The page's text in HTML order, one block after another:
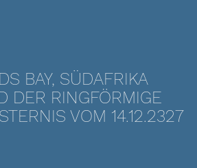
BAY, SÜDAFRIKA
DER RINGFÖRMIGE
VOM 14.12.2327